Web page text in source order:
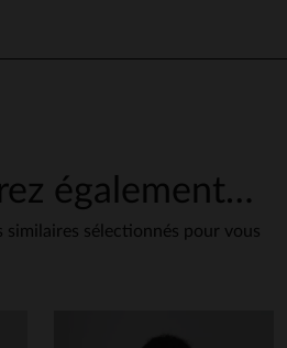
également…
similaires sélectionnés pour vous